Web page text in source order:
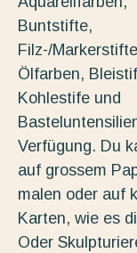
Buntstifte,
Filz-/
Ölfarben,
Kohlestife und
Verfügung. Du
auf grossem
malen oder auf
Karten, wie es
Oder